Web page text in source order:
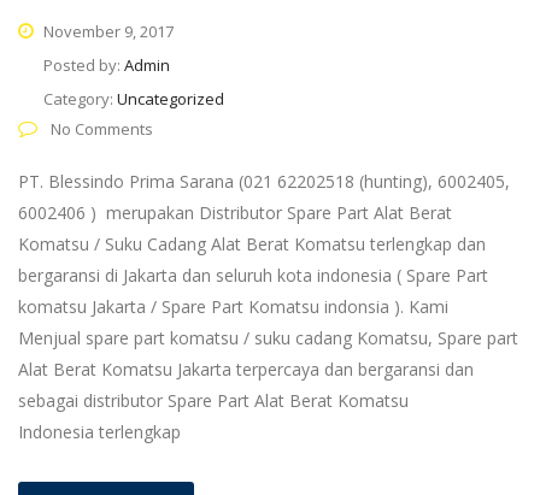
November 9, 2017
Posted by: Admin
Category: Uncategorized
No Comments
PT. Blessindo Prima Sarana (021 62202518 (hunting), 6002405,
6002406 ) merupakan Distributor Spare Part Alat Berat
Komatsu / Suku Cadang Alat Berat Komatsu terlengkap dan
bergaransi di Jakarta dan seluruh kota indonesia ( Spare Part
komatsu Jakarta / Spare Part Komatsu indonsia ). Kami
Menjual spare part komatsu / suku cadang Komatsu, Spare part
Alat Berat Komatsu Jakarta terpercaya dan bergaransi dan
sebagai distributor Spare Part Alat Berat Komatsu
Indonesia terlengkap